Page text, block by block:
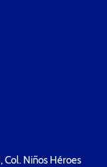
Col. Niños Héroes